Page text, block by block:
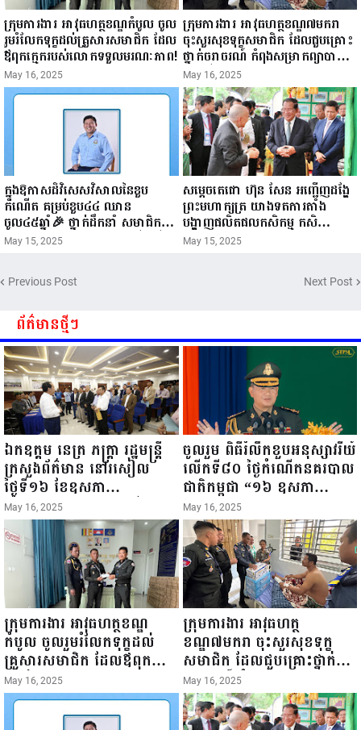
ក្រុមការងារ អាវុធហត្ថខណ្ឌកំបូល ចូល
រួមរំលែកទុក្ខដល់គ្រួសារសមាជិក ដែល
ឪពុកក្មេករបស់លោកទទួលមរណៈភាព!
May 16, 2025
ក្រុមការងារ អាវុធហត្ថខណ្ឌ៧មករា
ចុះសួរសុខទុក្ខសមាជិក ដែលជួបគ្រោះ
ថ្នាក់ចរាចរណ៍ កំពុងសម្រាកព្យាបាល
នៅមន្ទីរពេទ្យ!
May 16, 2025
ក្នុងឱកាសដ៏វិសេសវិសាលនៃខួប
កំណើត គម្រប់ខួប៤៤ ឈាន
ចូល៤៥ឆ្នាំ🎉 ថ្នាក់ដឹកនាំ សមាជិក
សមាជិកា នៃក្រុមគ្រួសារកម្មវិធីអាជីវ
ជូនពរ ជូនចំពោះ ឯកឧត្តម សាយ
សំអាល់ ប្រធានសហភាពសហព័ន្ធ
បាននូវ សុខភាពល្អបរិបូរណ៍
កម្លាំងមាំមួន បញ្ញាញាណវាងវៃ
អាយុយឺនយូរ ...
May 15, 2025
សម្តេចតេជោ ហ៊ុន សែន អញ្ជើញដង្ហែ
ព្រះមហាក្សត្រ យាងទតការតាំង
បង្ហាញផលិតផលកសិកម្ម កសិ
ឧស្សាហកម្ម និងសិប្បកម្ម ក្នុងព្រះរាជ
May 15, 2025
Previous Post Next Post
ព័ត៌មានថ្មីៗ
ឯកឧត្តម នេត្រ ភក្ត្រា រដ្ឋមន្ត្រី
ក្រសួងព័ត៌មាន នៅរសៀល
ថ្ងៃទី១៦ ខែឧសភា
ឆ្នាំ២០២៥នេះ បានអញ្ជើញចុះ
ធ្វើជំរឿនថ្នាក់ដឹកនាំមន្ត្រីរាជ
ការស៉ីវិល នៃក្រសួងព័ត៌មាន...
May 16, 2025
ចូលរួម ពិធីរំលឹកខួបអនុស្សាវរីយ៍
លើកទី៨០ ថ្ងៃកំណើតនគរបាល
ជាតិកម្ពុជា “១៦ ឧសភា
១៩៤៥ ~ ១៦ ឧសភា
២០២៥”...
May 16, 2025
ក្រុមការងារ អាវុធហត្ថខណ្ឌ
កំបូល ចូលរួមរំលែកទុក្ខដល់
គ្រួសារសមាជិក ដែលឪពុកក្មេក
របស់លោកទទួលមរណៈភាព!
May 16, 2025
ក្រុមការងារ អាវុធហត្ថ
ខណ្ឌ៧មករា ចុះសួរសុខទុក្ខ
សមាជិក ដែលជួបគ្រោះថ្នាក់
ចរាចរណ៍ កំពុងសម្រាកព្យាបាល
នៅមន្ទីរពេទ្យ!
May 16, 2025